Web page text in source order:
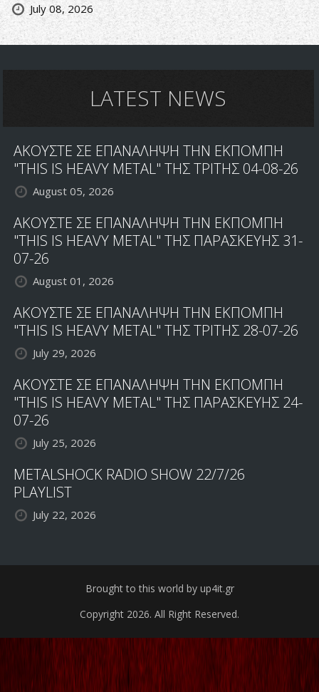
July 08, 2026
LATEST NEWS
ΑΚΟΥΣΤΕ ΣΕ ΕΠΑΝΑΛΗΨΗ ΤΗΝ ΕΚΠΟΜΠΗ
"THIS IS HEAVY METAL" ΤΗΣ ΤΡΙΤΗΣ 04-08-26
August 05, 2026
ΑΚΟΥΣΤΕ ΣΕ ΕΠΑΝΑΛΗΨΗ ΤΗΝ ΕΚΠΟΜΠΗ
"THIS IS HEAVY METAL" ΤΗΣ ΠΑΡΑΣΚΕΥΗΣ 31-
07-26
August 01, 2026
ΑΚΟΥΣΤΕ ΣΕ ΕΠΑΝΑΛΗΨΗ ΤΗΝ ΕΚΠΟΜΠΗ
"THIS IS HEAVY METAL" ΤΗΣ ΤΡΙΤΗΣ 28-07-26
July 29, 2026
ΑΚΟΥΣΤΕ ΣΕ ΕΠΑΝΑΛΗΨΗ ΤΗΝ ΕΚΠΟΜΠΗ
"THIS IS HEAVY METAL" ΤΗΣ ΠΑΡΑΣΚΕΥΗΣ 24-
07-26
July 25, 2026
METALSHOCK RADIO SHOW 22/7/26
PLAYLIST
July 22, 2026
Brought to this world by up4it.gr
Copyright 2026. All Right Reserved.